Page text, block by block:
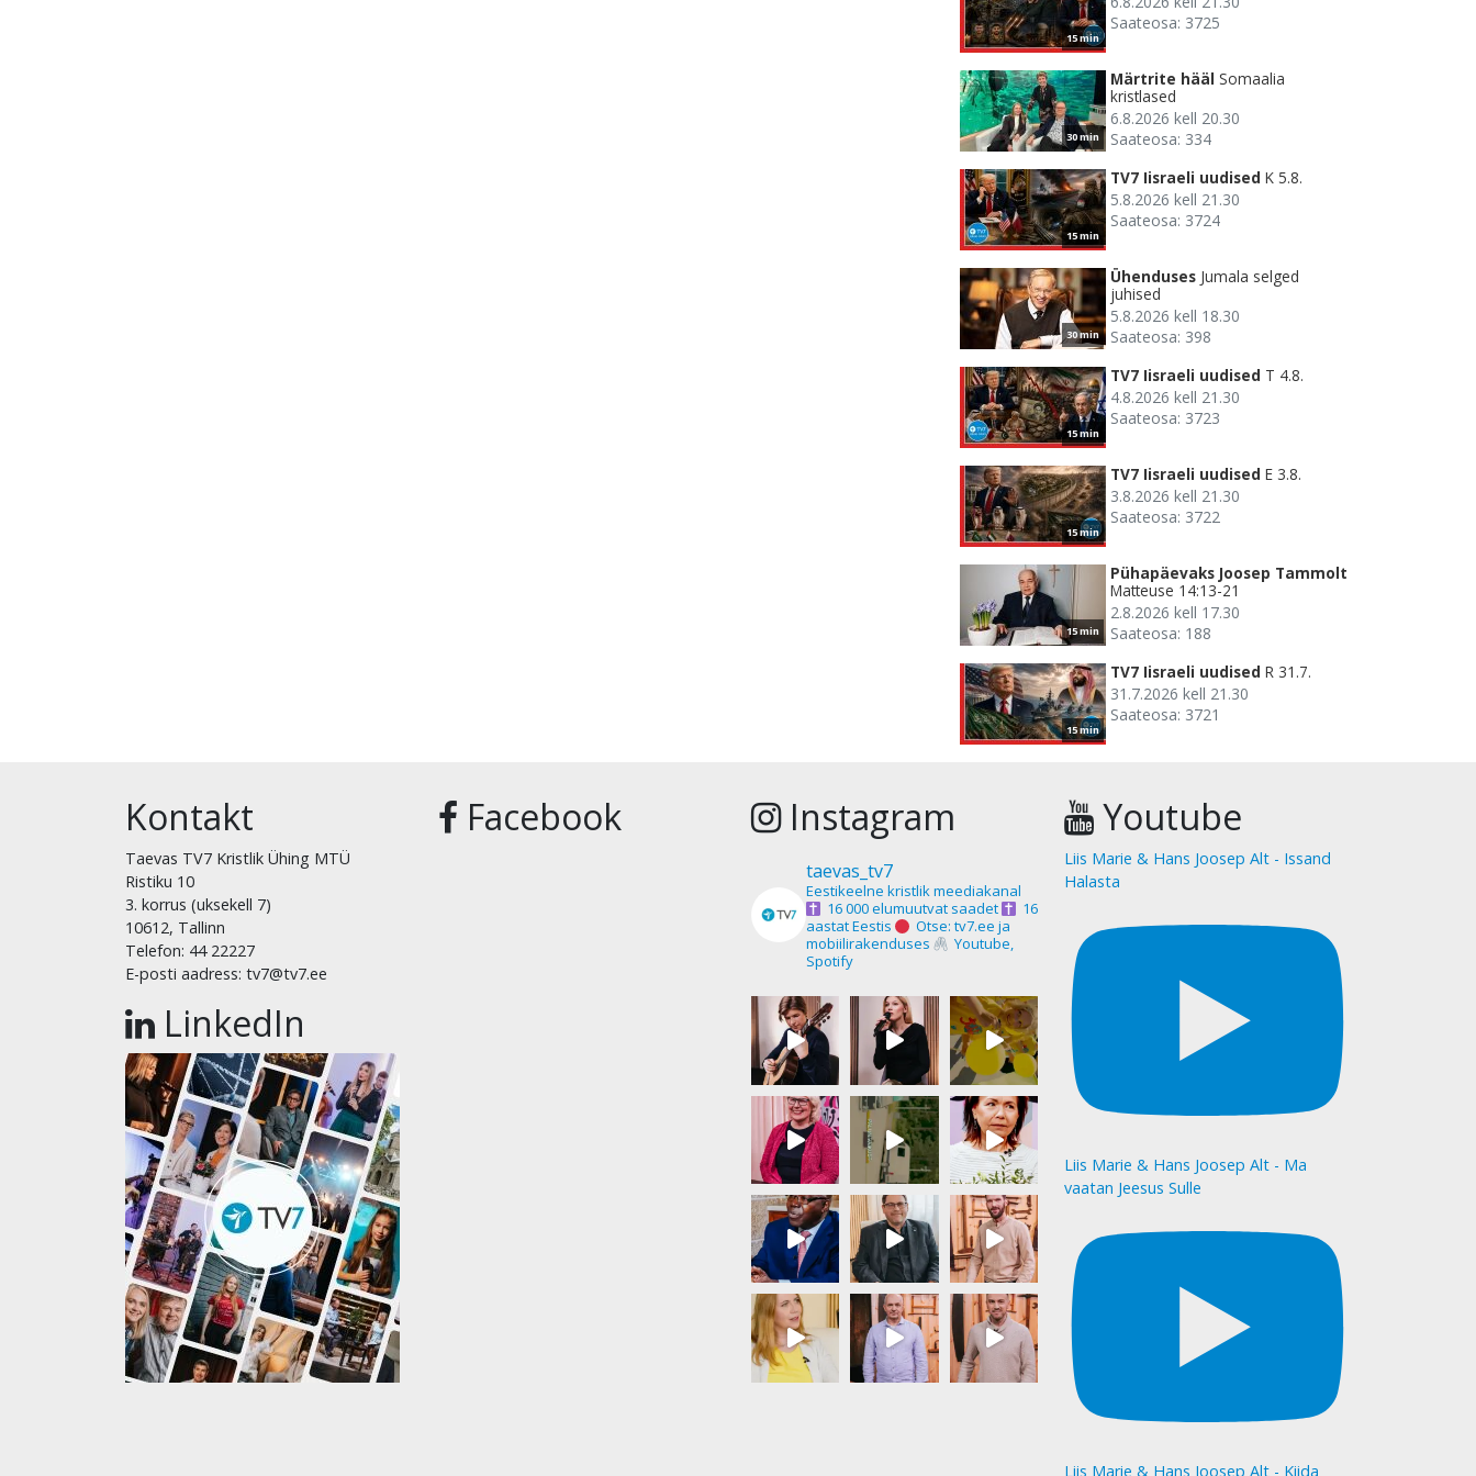
15 min
Saateosa: 3725
30 min
Märtrite hääl Somaalia
kristlased
6.8.2026 kell 20.30
Saateosa: 334
15 min
TV7 Iisraeli uudised K 5.8.
5.8.2026 kell 21.30
Saateosa: 3724
30 min
Ühenduses Jumala selged
juhised
5.8.2026 kell 18.30
Saateosa: 398
15 min
TV7 Iisraeli uudised T 4.8.
4.8.2026 kell 21.30
Saateosa: 3723
15 min
TV7 Iisraeli uudised E 3.8.
3.8.2026 kell 21.30
Saateosa: 3722
15 min
Pühapäevaks Joosep Tammolt
Matteuse 14:13-21
2.8.2026 kell 17.30
Saateosa: 188
15 min
TV7 Iisraeli uudised R 31.7.
31.7.2026 kell 21.30
Saateosa: 3721
Kontakt
Taevas TV7 Kristlik Ühing MTÜ
Ristiku 10
3. korrus (uksekell 7)
10612, Tallinn
Telefon: 44 22227
E-posti aadress: tv7@tv7.ee
LinkedIn
Facebook Instagram
taevas_tv7
Eestikeelne kristlik meediakanal
16 000 elumuutvat saadet
16
aastat Eestis
Otse: tv7.ee ja
mobiilirakenduses
Youtube,
Spotify
Youtube
Liis Marie & Hans Joosep Alt - Issand
Halasta
Liis Marie & Hans Joosep Alt - Ma
vaatan Jeesus Sulle
Liis Marie & Hans Joosep Alt - Kiida